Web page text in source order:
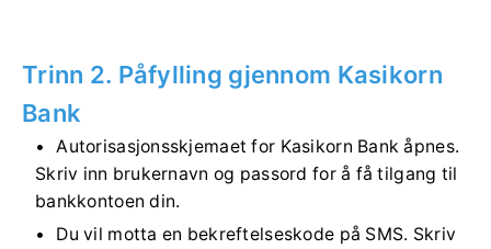
Trinn 2. Påfylling gjennom Kasikorn
Bank
Autorisasjonsskjemaet for Kasikorn Bank åpnes.
Skriv inn brukernavn og passord for å få tilgang til
bankkontoen din.
Du vil motta en bekreftelseskode på SMS. Skriv